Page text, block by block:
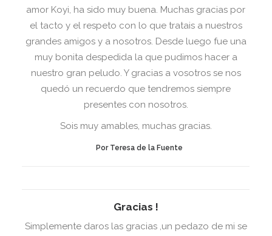
amor Koyi, ha sido muy buena. Muchas gracias por
el tacto y el respeto con lo que tratais a nuestros
grandes amigos y a nosotros. Desde luego fue una
muy bonita despedida la que pudimos hacer a
nuestro gran peludo. Y gracias a vosotros se nos
quedó un recuerdo que tendremos siempre
presentes con nosotros.
Sois muy amables, muchas gracias.
Por Teresa de la Fuente
Gracias !
Simplemente daros las gracias ,un pedazo de mi se